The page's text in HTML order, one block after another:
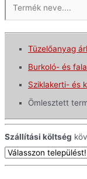
Tüzelőanyag
Burkoló- és
Sziklakerti- és
Ömlesztett
Szállítási költség